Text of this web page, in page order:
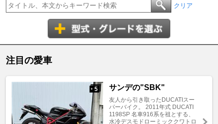
クリア
注目の愛車
+ 5 サンデの"SBK"
友人から引き取ったDUCATIスー
パーバイク。 2011年式 DUCATI
1198SP 名車916系を祖とする、
水冷デスモドローミッククワトロ